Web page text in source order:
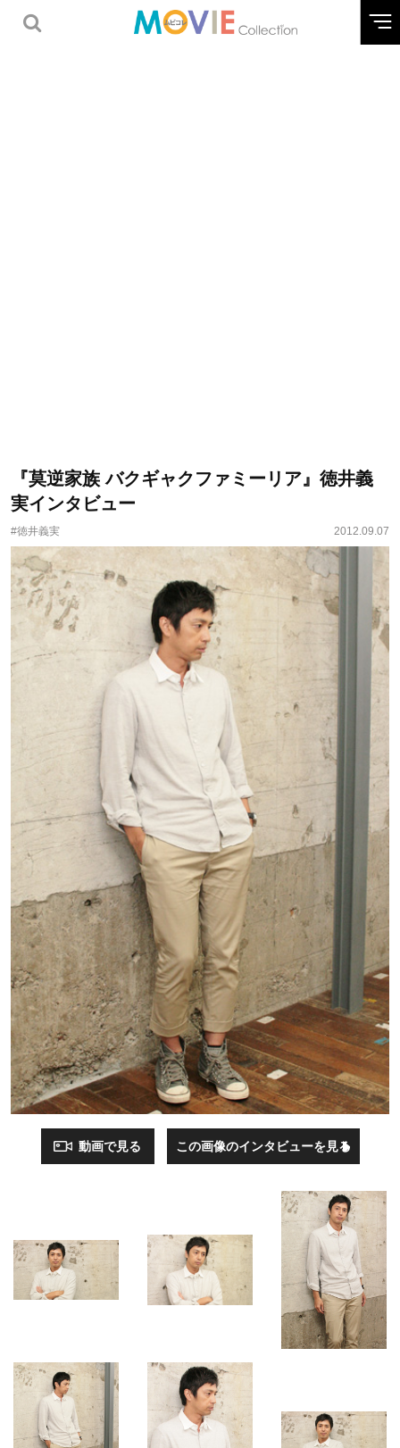
『莫逆家族 バクギャクファミーリア』徳井義
実インタビュー
#徳井義実 2012.09.07
動画で見る この画像のインタビューを見る